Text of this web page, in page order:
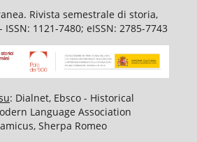
Rivista semestrale di storia,
1121-7480; eISSN: 2785-7743
: Dialnet, Ebsco - Historical
Language Association
Sherpa Romeo